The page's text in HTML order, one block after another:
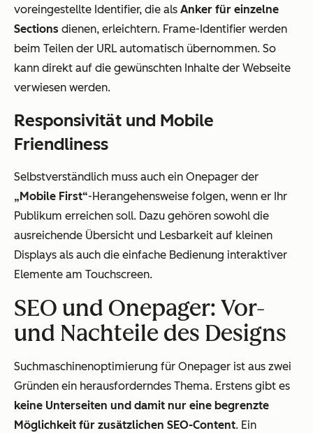
voreingestellte Identifier, die als Anker für einzelne
Sections dienen, erleichtern. Frame-Identifier werden
beim Teilen der URL automatisch übernommen. So
kann direkt auf die gewünschten Inhalte der Webseite
verwiesen werden.
Responsivität und Mobile
Friendliness
Selbstverständlich muss auch ein Onepager der
„Mobile First“-Herangehensweise folgen, wenn er Ihr
Publikum erreichen soll. Dazu gehören sowohl die
ausreichende Übersicht und Lesbarkeit auf kleinen
Displays als auch die einfache Bedienung interaktiver
Elemente am Touchscreen.
SEO und Onepager: Vor-
und Nachteile des Designs
Suchmaschinenoptimierung für Onepager ist aus zwei
Gründen ein herausforderndes Thema. Erstens gibt es
keine Unterseiten und damit nur eine begrenzte
Möglichkeit für zusätzlichen SEO-Content. Ein